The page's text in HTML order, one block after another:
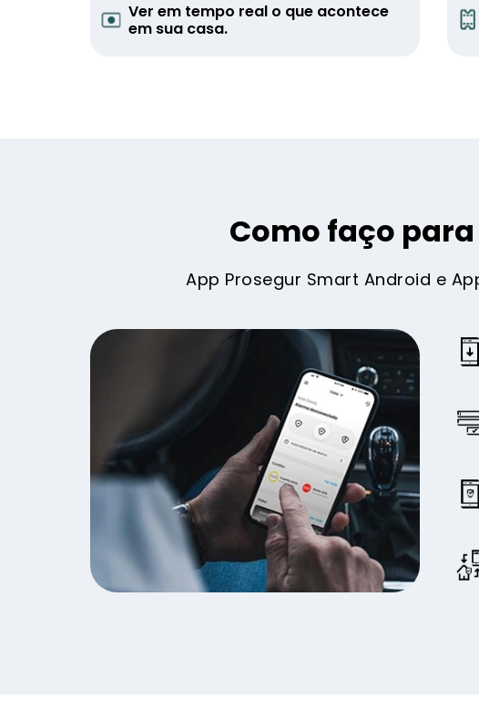
Ver em tempo real o que acontece
em sua casa.
Como faço
App Prosegur Smart Android e